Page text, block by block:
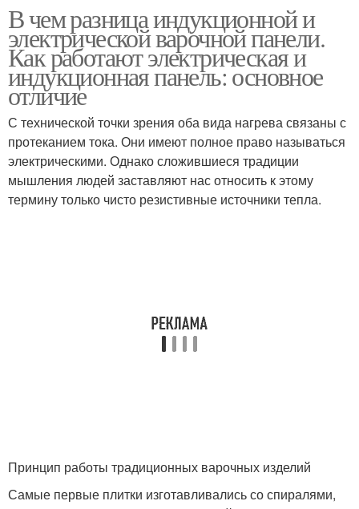
В чем разница индукционной и
электрической варочной панели.
Как работают электрическая и
индукционная панель: основное
отличие
С технической точки зрения оба вида нагрева связаны с
протеканием тока. Они имеют полное право называться
электрическими. Однако сложившиеся традиции
мышления людей заставляют нас относить к этому
термину только чисто резистивные источники тепла.
Принцип работы традиционных варочных изделий
Самые первые плитки изготавливались со спиралями,